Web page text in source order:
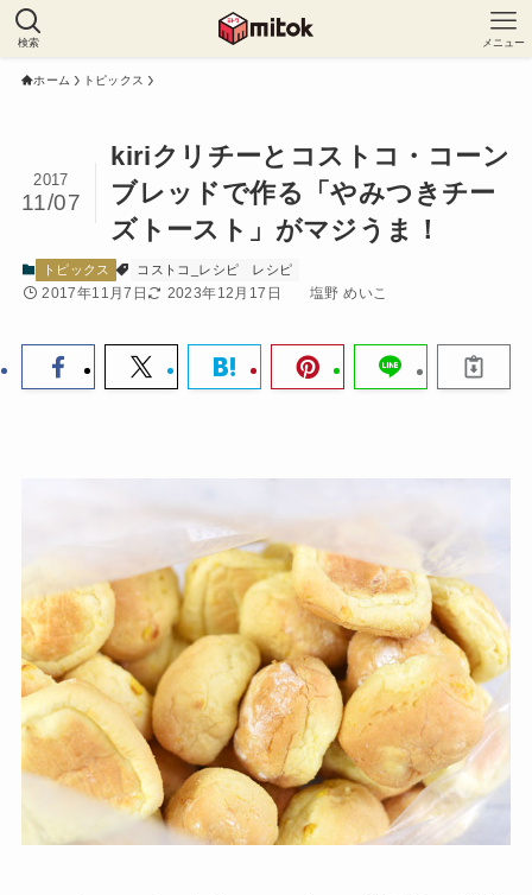
検索 メニュー
ホーム トピックス
kiriクリチーとコストコ・コーン
ブレッドで作る「やみつきチー
ズトースト」がマジうま！
2017
11/07
トピックス コストコ_レシピ レシピ
2017年11月7日 2023年12月17日 塩野 めいこ